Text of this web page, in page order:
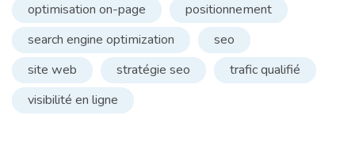
optimisation on-page
positionnement
search engine optimization
seo
site web
stratégie seo
trafic qualifié
visibilité en ligne